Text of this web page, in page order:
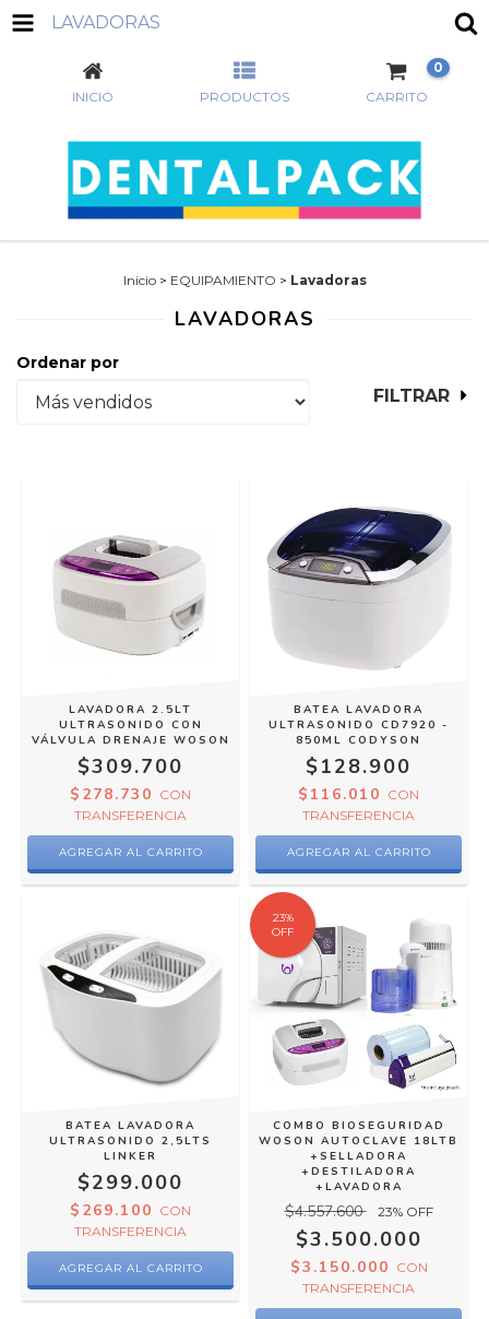
LAVADORAS
INICIO PRODUCTOS CARRITO
0
Inicio > EQUIPAMIENTO > Lavadoras
LAVADORAS
Ordenar por
FILTRAR
LAVADORA 2.5LT
ULTRASONIDO CON
VÁLVULA DRENAJE WOSON
$309.700
$278.730 CON
TRANSFERENCIA
BATEA LAVADORA
ULTRASONIDO CD7920 -
850ML CODYSON
$128.900
$116.010 CON
TRANSFERENCIA
BATEA LAVADORA
ULTRASONIDO 2,5LTS
LINKER
$299.000
$269.100 CON
TRANSFERENCIA
23%
OFF
COMBO BIOSEGURIDAD
WOSON AUTOCLAVE 18LTB
+SELLADORA
+DESTILADORA
+LAVADORA
$4.557.600 23% OFF
$3.500.000
$3.150.000 CON
TRANSFERENCIA